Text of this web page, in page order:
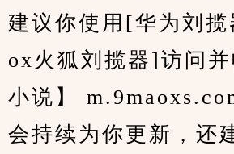
建议你使用[华为刘
ox火狐刘揽器]访问
小说】
会持续为你更新，还